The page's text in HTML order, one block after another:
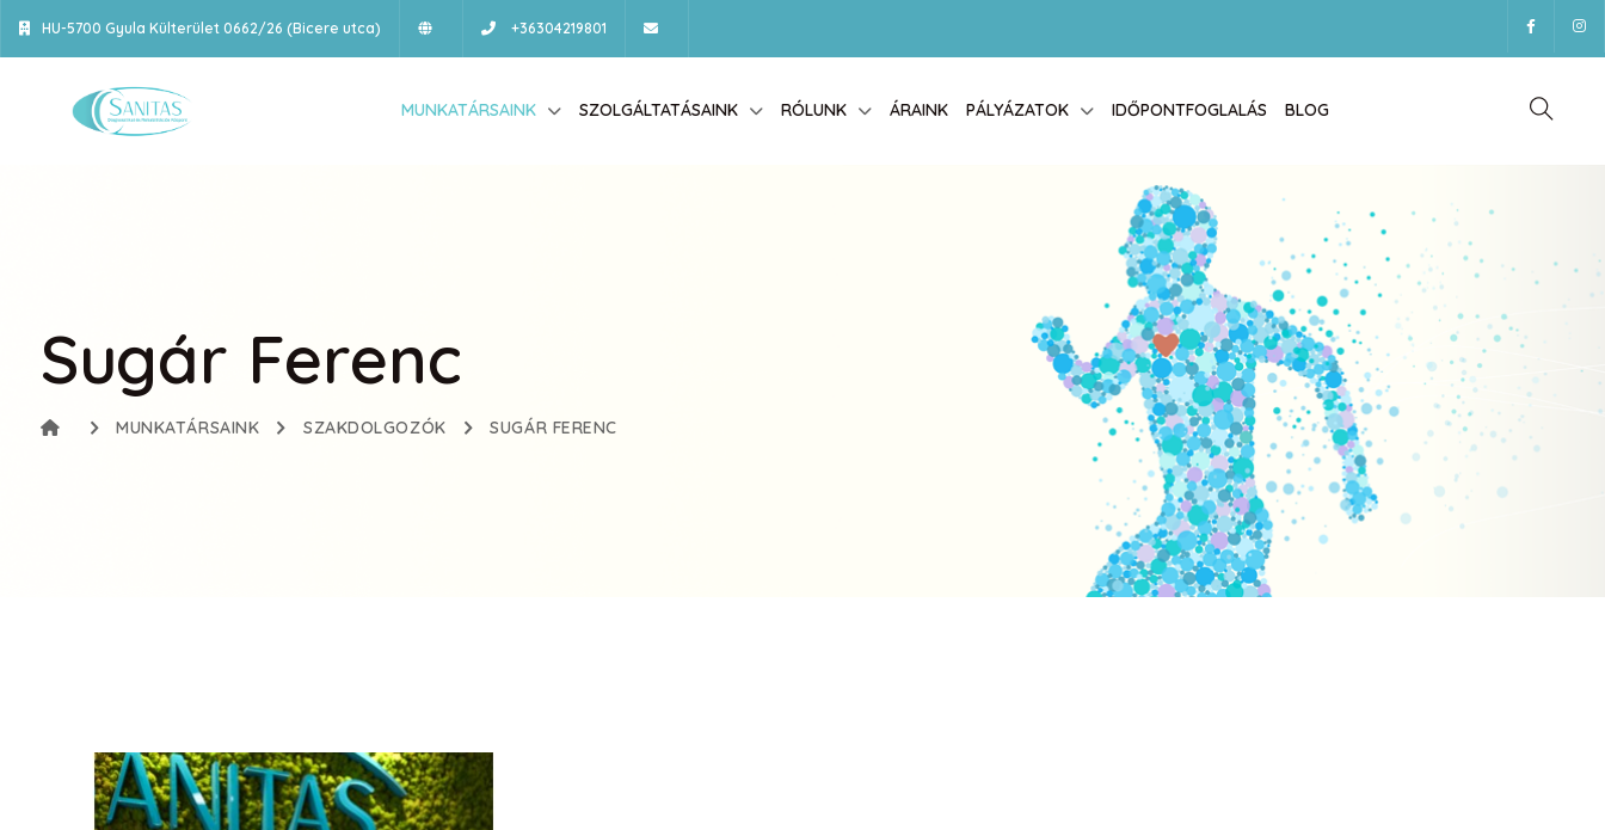
HU-5700 Gyula Külterület 0662/26 (Bicere utca) +36304219801
MUNKATÁRSAINK SZOLGÁLTATÁSAINK RÓLUNK ÁRAINK PÁLYÁZATOK IDŐPONTFOGLALÁS BLOG
Sugár Ferenc
MUNKATÁRSAINK SZAKDOLGOZÓK SUGÁR FERENC